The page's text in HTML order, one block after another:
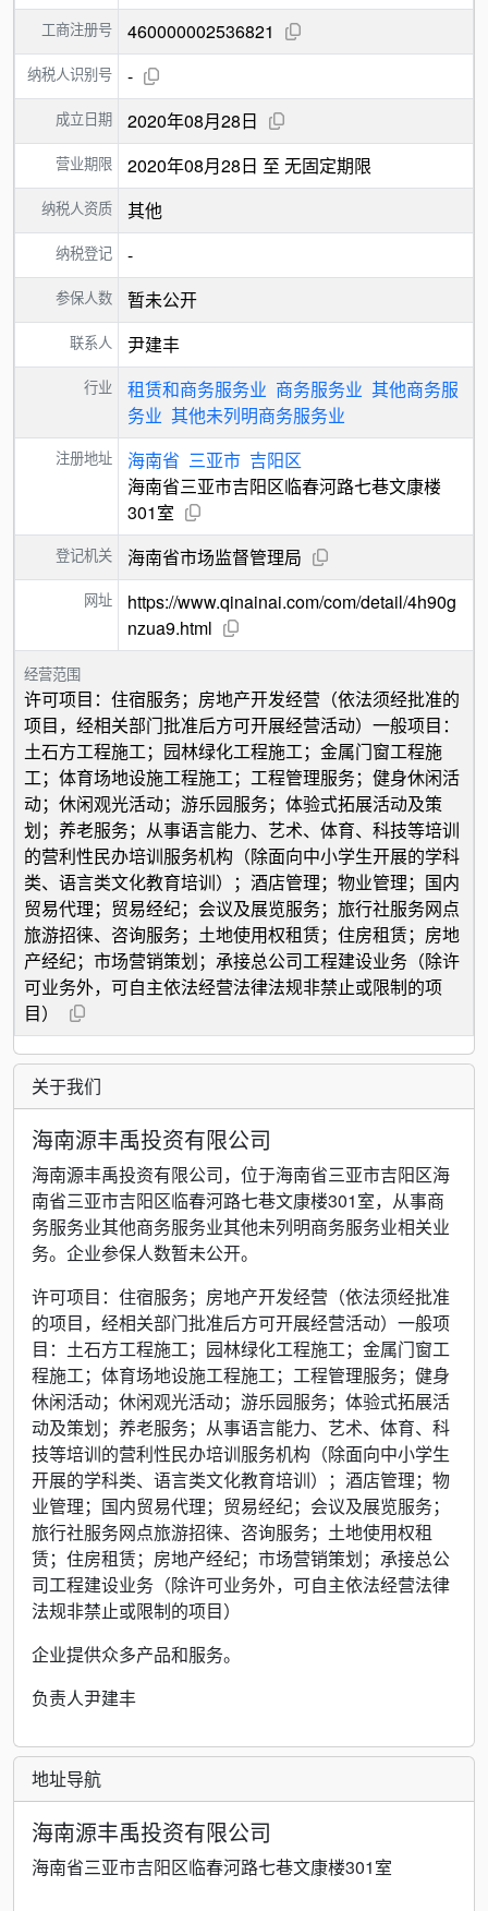
工商注册号 460000002536821
纳税人识别号 -
成立日期 2020年08月28日
营业期限 2020年08月28日 至 无固定期限
纳税人资质 其他
纳税登记 -
参保人数 暂未公开
联系人 尹建丰
行业 租赁和商务服务业 商务服务业 其他商务服
务业 其他未列明商务服务业
注册地址 海南省 三亚市 吉阳区
海南省三亚市吉阳区临春河路七巷文康楼
301室
登记机关 海南省市场监督管理局
网址
https://www.qinainai.com/com/detail/4h90g
nzua9.html
经营范围
许可项目：住宿服务；房地产开发经营（依法须经批准的
项目，经相关部门批准后方可开展经营活动）一般项目：
土石方工程施工；园林绿化工程施工；金属门窗工程施
工；体育场地设施工程施工；工程管理服务；健身休闲活
动；休闲观光活动；游乐园服务；体验式拓展活动及策
划；养老服务；从事语言能力、艺术、体育、科技等培训
的营利性民办培训服务机构（除面向中小学生开展的学科
类、语言类文化教育培训）；酒店管理；物业管理；国内
贸易代理；贸易经纪；会议及展览服务；旅行社服务网点
旅游招徕、咨询服务；土地使用权租赁；住房租赁；房地
产经纪；市场营销策划；承接总公司工程建设业务（除许
可业务外，可自主依法经营法律法规非禁止或限制的项
目）
关于我们
海南源丰禹投资有限公司
海南源丰禹投资有限公司，位于海南省三亚市吉阳区海
南省三亚市吉阳区临春河路七巷文康楼301室，从事商
务服务业其他商务服务业其他未列明商务服务业相关业
务。企业参保人数暂未公开。
许可项目：住宿服务；房地产开发经营（依法须经批准
的项目，经相关部门批准后方可开展经营活动）一般项
目：土石方工程施工；园林绿化工程施工；金属门窗工
程施工；体育场地设施工程施工；工程管理服务；健身
休闲活动；休闲观光活动；游乐园服务；体验式拓展活
动及策划；养老服务；从事语言能力、艺术、体育、科
技等培训的营利性民办培训服务机构（除面向中小学生
开展的学科类、语言类文化教育培训）；酒店管理；物
业管理；国内贸易代理；贸易经纪；会议及展览服务；
旅行社服务网点旅游招徕、咨询服务；土地使用权租
赁；住房租赁；房地产经纪；市场营销策划；承接总公
司工程建设业务（除许可业务外，可自主依法经营法律
法规非禁止或限制的项目）
企业提供众多产品和服务。
负责人尹建丰
地址导航
海南源丰禹投资有限公司
海南省三亚市吉阳区临春河路七巷文康楼301室